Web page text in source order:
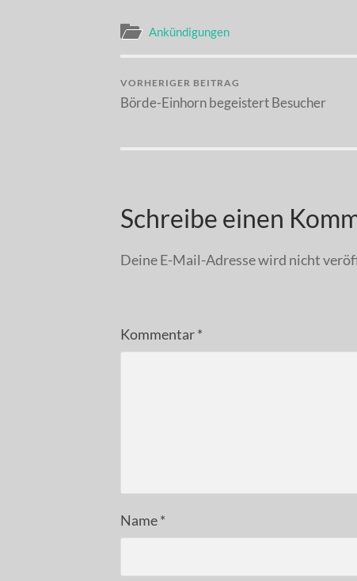
Ankündigungen
VORHERIGER BEITRAG
Börde-Einhorn begeistert Besucher
Schreibe einen
Deine E-Mail-Adresse wird nicht
Kommentar*
Name*